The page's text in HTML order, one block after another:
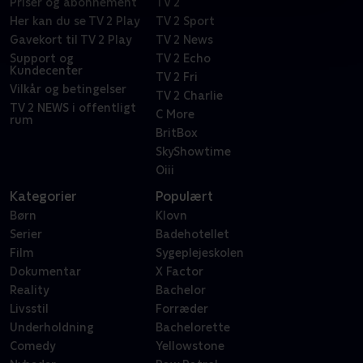
Priser og abonnement
Her kan du se TV 2 Play
Gavekort til TV 2 Play
Support og
Kundecenter
Vilkår og betingelser
TV 2 NEWS i offentligt
rum
TV 2
TV 2 Sport
TV 2 News
TV 2 Echo
TV 2 Fri
TV 2 Charlie
C More
BritBox
SkyShowtime
Oiii
Kategorier
Børn
Serier
Film
Dokumentar
Reality
Livsstil
Underholdning
Comedy
Populært
Klovn
Badehotellet
Sygeplejeskolen
X Factor
Bachelor
Forræder
Bachelorette
Yellowstone